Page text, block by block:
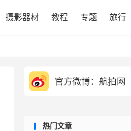
摄影器材 教程 专题 旅行
官方微博：航拍网
热门文章